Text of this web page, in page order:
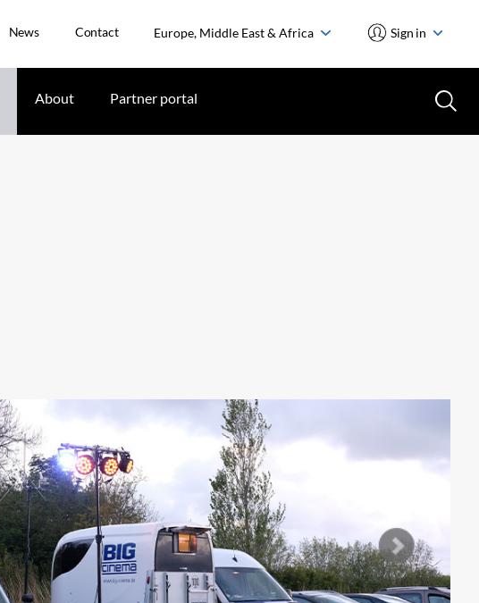
News Contact Europe, Middle East & Africa Sign in
About Partner portal